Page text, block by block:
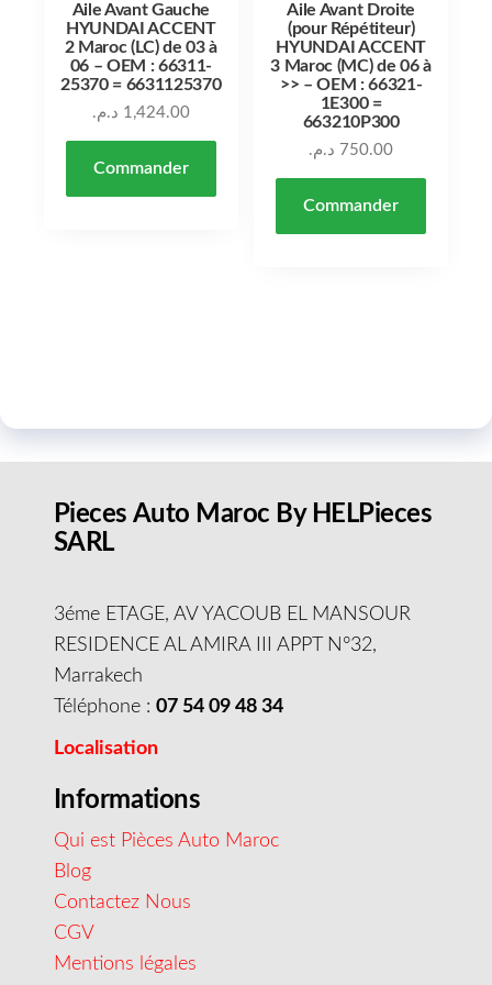
Aile Avant Gauche
HYUNDAI ACCENT
2 Maroc (LC) de 03 à
06 – OEM : 66311-
25370 = 6631125370
1,424.00 د.م.
Commander
Aile Avant Droite
(pour Répétiteur)
HYUNDAI ACCENT
3 Maroc (MC) de 06 à
>> – OEM : 66321-
1E300 =
663210P300
750.00 د.م.
Commander
Pieces Auto Maroc By HELPieces
SARL
3éme ETAGE, AV YACOUB EL MANSOUR
RESIDENCE AL AMIRA III APPT N°32,
Marrakech
Téléphone : 07 54 09 48 34
Localisation
Informations
Qui est Pièces Auto Maroc
Blog
Contactez Nous
CGV
Mentions légales